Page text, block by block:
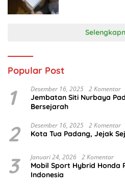
Popular Post
1 Desember 16, 2025 2 Komentar
Jembatan Siti Nurbaya
Bersejarah
2 Desember 16, 2025 2 Komentar
Kota Tua Padang, Jejak
3 Januari 24, 2026 2 Komentar
Mobil Sport Hybrid Honda
Indonesia